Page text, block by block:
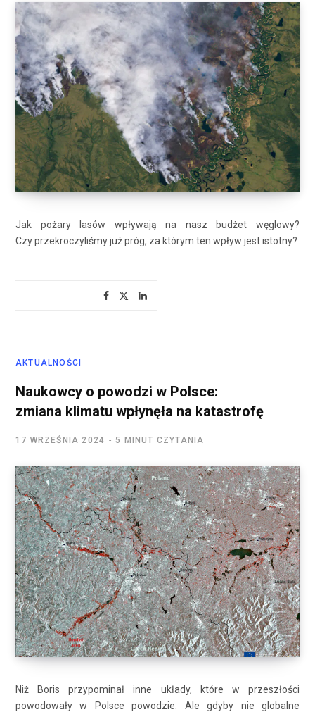
Jak pożary lasów wpływają na nasz budżet węglowy?
Czy przekroczyliśmy już próg, za którym ten wpływ jest istotny?
AKTUALNOŚCI
Naukowcy o powodzi w Polsce:
zmiana klimatu wpłynęła na katastrofę
17 WRZEŚNIA 2024 5 MINUT CZYTANIA
Niż Boris przypominał inne układy, które w przeszłości
powodowały w Polsce powodzie. Ale gdyby nie globalne